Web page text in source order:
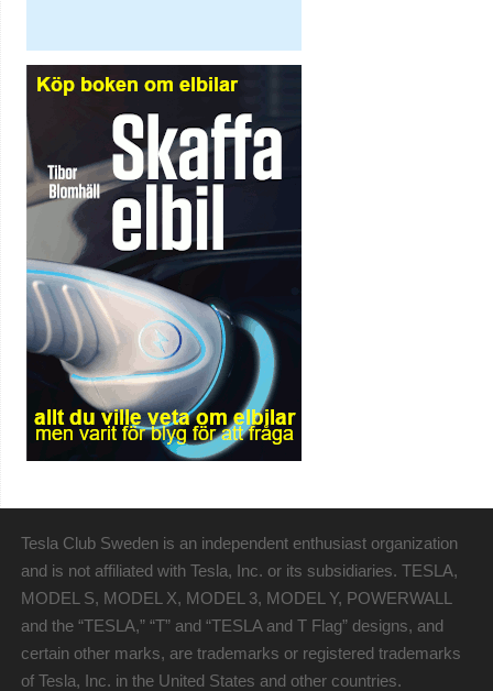
Tesla Club Sweden is an independent enthusiast organization
and is not affiliated with Tesla, Inc. or its subsidiaries. TESLA,
MODEL S, MODEL X, MODEL 3, MODEL Y, POWERWALL
and the “TESLA,” “T” and “TESLA and T Flag” designs, and
certain other marks, are trademarks or registered trademarks
of Tesla, Inc. in the United States and other countries.